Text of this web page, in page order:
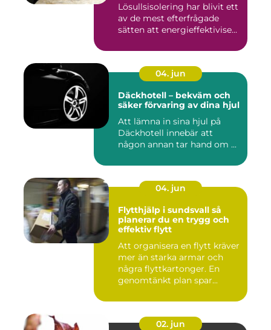
Lösullsisolering har blivit ett
av de mest efterfrågade
sätten att energieffektivise...
04. jun
Däckhotell – bekväm och
säker förvaring av dina hjul
Att lämna in sina hjul på
Däckhotell innebär att
någon annan tar hand om ...
04. jun
Flytthjälp i sundsvall så
planerar du en trygg och
effektiv flytt
Att organisera en flytt kräver
mer än starka armar och
några flyttkartonger. En
genomtänkt plan spar...
02. jun